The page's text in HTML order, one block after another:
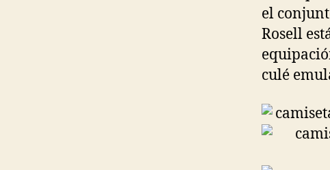
el
Rosell
culé